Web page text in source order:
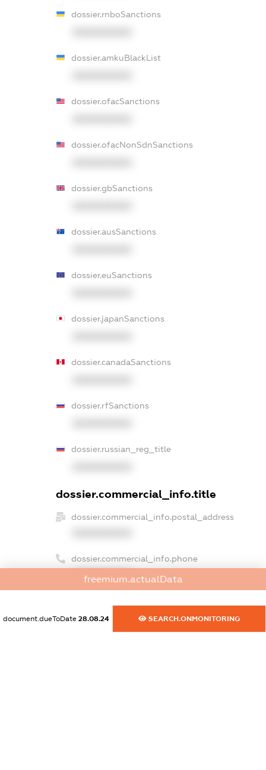
dossier.rnboSanctions
dossier.amkuBlackList
dossier.ofacSanctions
dossier.ofacNonSdnSanctions
dossier.gbSanctions
dossier.ausSanctions
dossier.euSanctions
dossier.japanSanctions
dossier.canadaSanctions
dossier.rfSanctions
dossier.russian_reg_title
dossier.commercial_info.title
dossier.commercial_info.postal_address
dossier.commercial_info.phone
XXXXXXXXXX
XXXXXXXXXX
freemium.actualData
document.dueToDate 28.08.24 SEARCH.ONMONITORING